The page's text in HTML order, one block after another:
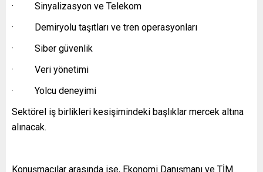
· Sinyalizasyon ve Telekom
· Demiryolu taşıtları ve tren operasyonları
· Siber güvenlik
· Veri yönetimi
· Yolcu deneyimi
Sektörel iş birlikleri kesişimindeki başlıklar mercek altına
alınacak.
Konuşmacılar arasında ise, Ekonomi Danışmanı ve TİM